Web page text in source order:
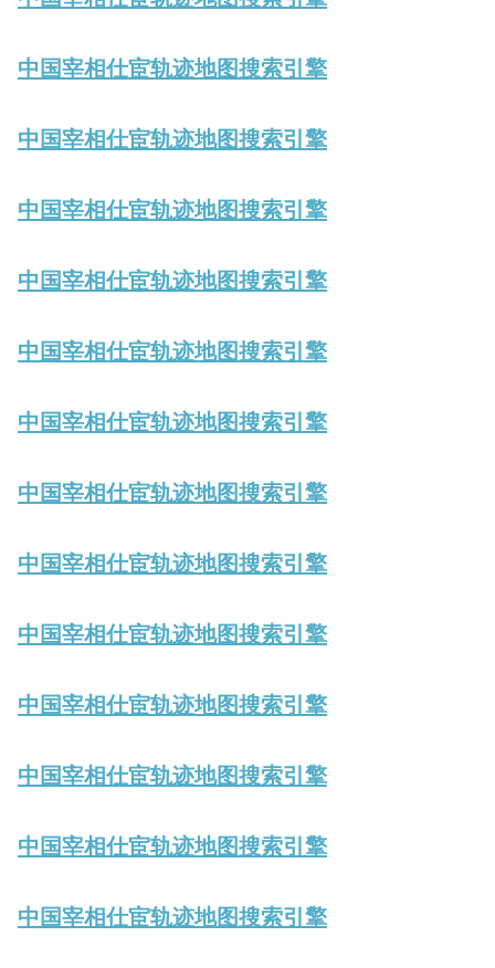
中国宰相仕宦轨迹地图搜索引擎
中国宰相仕宦轨迹地图搜索引擎
中国宰相仕宦轨迹地图搜索引擎
中国宰相仕宦轨迹地图搜索引擎
中国宰相仕宦轨迹地图搜索引擎
中国宰相仕宦轨迹地图搜索引擎
中国宰相仕宦轨迹地图搜索引擎
中国宰相仕宦轨迹地图搜索引擎
中国宰相仕宦轨迹地图搜索引擎
中国宰相仕宦轨迹地图搜索引擎
中国宰相仕宦轨迹地图搜索引擎
中国宰相仕宦轨迹地图搜索引擎
中国宰相仕宦轨迹地图搜索引擎